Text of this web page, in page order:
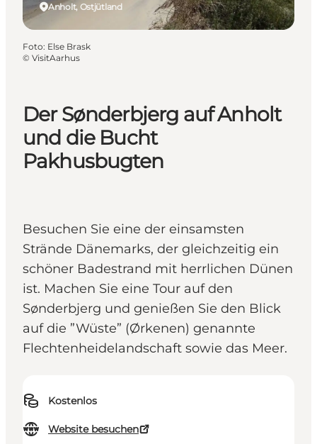
Der Sønderbjerg auf Anholt
und die Bucht
Pakhusbugten
Besuchen Sie eine der einsamsten
Strände Dänemarks, der gleichzeitig ein
schöner Badestrand mit herrlichen Dünen
ist. Machen Sie eine Tour auf den
Sønderbjerg und genießen Sie den Blick
auf die ”Wüste” (Ørkenen) genannte
Flechtenheidelandschaft sowie das Meer.
Kostenlos
Website besuchen
Anholt, Ostjütland
Foto: Else Brask
© VisitAarhus